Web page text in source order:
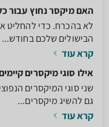
האם מיקסר נחוץ עבור
לא בהכרח. כדי להחליט
הבישולים שלכם בחודש...
קרא עוד
אילו סוגי מיקסרים
שני סוגי המיקסרים
גם להשיג מיקסרים...
קרא עוד